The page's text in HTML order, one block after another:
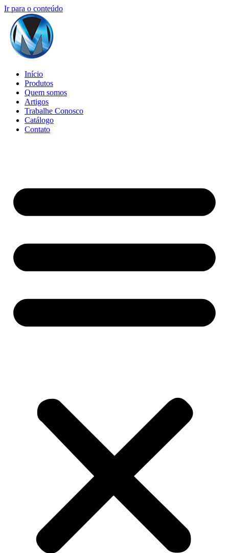
Ir para o conteúdo
Início
Produtos
Quem somos
Artigos
Trabalhe Conosco
Catálogo
Contato